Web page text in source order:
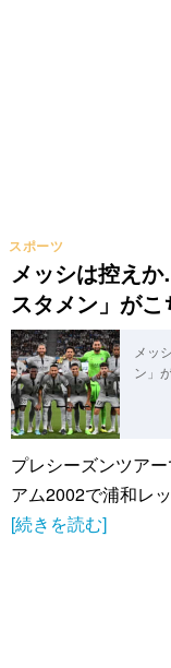
メッシは控え
スタメン」がこ
スポーツ
メッ
ン」
プレシーズンツア
アム2002で浦和レ
[続きを読む]